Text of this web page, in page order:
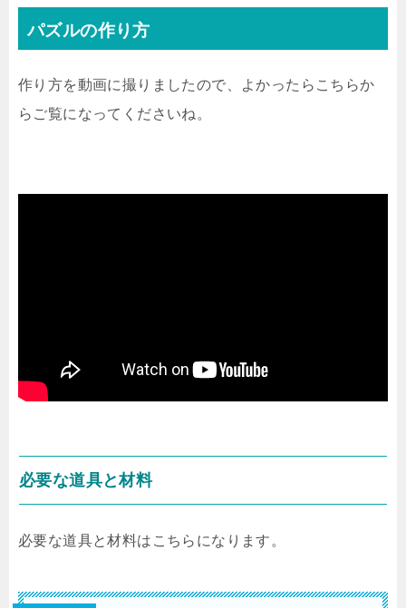
パズルの作り方
作り方を動画に撮りましたので、よかったらこちらか
らご覧になってくださいね。
必要な道具と材料
必要な道具と材料はこちらになります。